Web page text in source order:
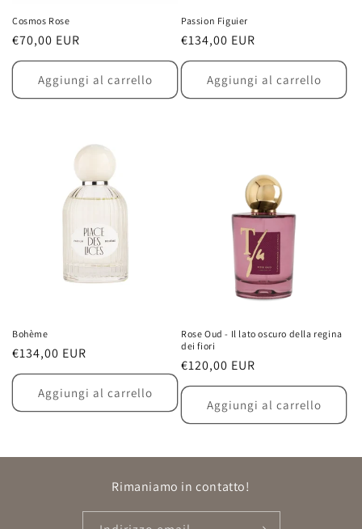
Cosmos Rose
Prezzo
di
listino
€70,00 EUR
Aggiungi al carrello
Passion Figuier
Prezzo
di
listino
€134,00 EUR
Aggiungi al carrello
Bohème
Prezzo
di
listino
€134,00 EUR
Aggiungi al carrello
Rose Oud - Il lato oscuro della regina
dei fiori
Prezzo
di
listino
€120,00 EUR
Aggiungi al carrello
Rimaniamo in contatto!